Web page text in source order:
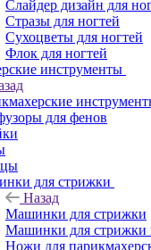
Слайдер дизайн для
Стразы для ногтей
Сухоцветы для ногтей
Флок для ногтей
инструменты
для фенов
для стрижки
Назад
Машинки для стрижки
Машинки для стрижки
Ножи для